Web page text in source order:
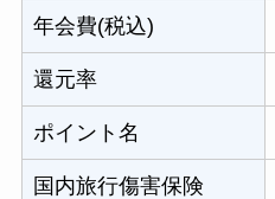
年会費(税込)
還元率
ポイント名
国内旅行傷害保険